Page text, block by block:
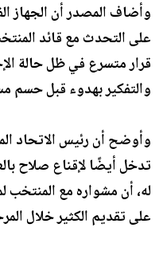
وأضاف المصدر أن الجهاز
على التحدث مع قائد
قرار متسرع في ظل حالة
والتفكير بهدوء قبل حسم
وأوضح أن رئيس الاتحاد
تدخل أيضًا لإقناع صلاح
له، أن مشواره مع المنتخب
على تقديم الكثير خلال